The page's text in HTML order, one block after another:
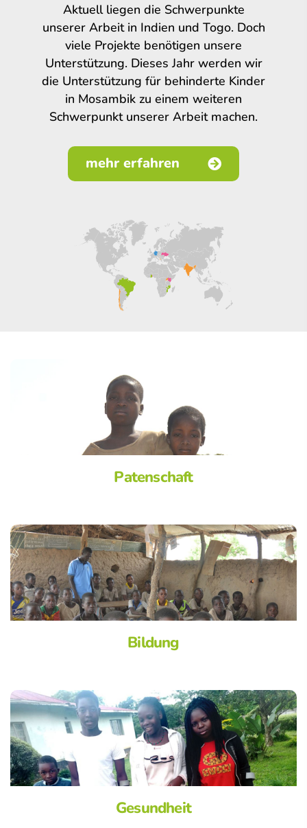
Aktuell liegen die Schwerpunkte
unserer Arbeit in Indien und Togo. Doch
viele Projekte benötigen unsere
Unterstützung. Dieses Jahr werden wir
die Unterstützung für behinderte Kinder
in Mosambik zu einem weiteren
Schwerpunkt unserer Arbeit machen.
mehr erfahren
Patenschaft
Bildung
Gesundheit